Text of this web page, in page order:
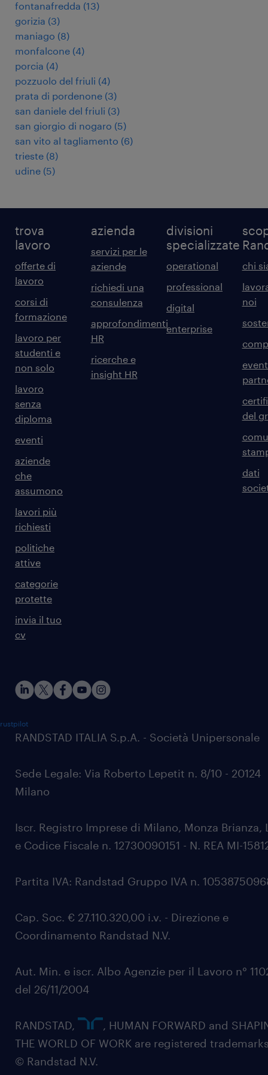
fontanafredda (13)
gorizia (3)
maniago (8)
monfalcone (4)
porcia (4)
pozzuolo del friuli (4)
prata di pordenone (3)
san daniele del friuli (3)
san giorgio di nogaro (5)
san vito al tagliamento (6)
trieste (8)
udine (5)
trova
lavoro
offerte di
lavoro
corsi di
formazione
lavoro per
studenti e
non solo
lavoro
senza
diploma
eventi
aziende
che
assumono
lavori più
richiesti
politiche
attive
categorie
protette
invia il tuo
cv
azienda
servizi per le
aziende
richiedi una
consulenza
approfondimenti
HR
ricerche e
insight HR
divisioni
specializzate
operational
professional
digital
enterprise
chi
noi
del
dati
RANDSTAD ITALIA S.p.A. - Società Unipersonale
Sede Legale: Via Roberto Lepetit n. 8/10 - 20124
Milano
Iscr. Registro Imprese di Milano, Monza Brianza,
e Codice Fiscale n. 12730090151 - N. REA MI-
Partita IVA: Randstad Gruppo IVA n.
Cap. Soc. € 27.110.320,00 i.v. - Direzione e
Coordinamento Randstad N.V.
Aut. Min. e iscr. Albo Agenzie per il Lavoro n°
del 26/11/2004
RANDSTAD,
, HUMAN FORWARD and
THE WORLD OF WORK are registered
© Randstad N.V.